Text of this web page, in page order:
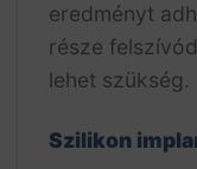
eredményt
része
lehet szükség.
Szilikon